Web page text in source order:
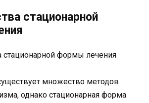
стационарной
множество методов
однако стационарная форма